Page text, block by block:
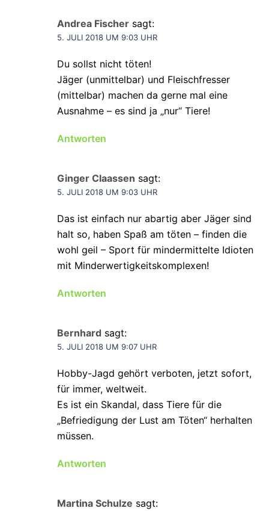
Andrea Fischer sagt:
5. JULI 2018 UM 9:03 UHR
Du sollst nicht töten!
Jäger (unmittelbar) und Fleischfresser
(mittelbar) machen da gerne mal eine
Ausnahme – es sind ja „nur“ Tiere!
Antworten
Ginger Claassen sagt:
5. JULI 2018 UM 9:03 UHR
Das ist einfach nur abartig aber Jäger sind
halt so, haben Spaß am töten – finden die
wohl geil – Sport für mindermittelte Idioten
mit Minderwertigkeitskomplexen!
Antworten
Bernhard sagt:
5. JULI 2018 UM 9:07 UHR
Hobby-Jagd gehört verboten, jetzt sofort,
für immer, weltweit.
Es ist ein Skandal, dass Tiere für die
„Befriedigung der Lust am Töten“ herhalten
müssen.
Antworten
Martina Schulze sagt: